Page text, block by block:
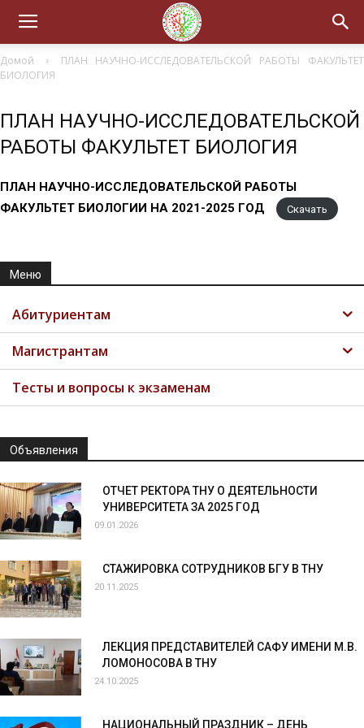
Домой
ПЛАН НАУЧНО-ИССЛЕДОВАТЕЛЬСКОЙ РАБОТЫ ФАКУЛЬТЕТ
БИОЛОГИЯ
ПЛАН НАУЧНО-ИССЛЕДОВАТЕЛЬСКОЙ
РАБОТЫ ФАКУЛЬТЕТ БИОЛОГИЯ
ПЛАН НАУЧНО-ИССЛЕДОВАТЕЛЬСКОЙ РАБОТЫ
ФАКУЛЬТЕТ БИОЛОГИИ НА 2021-2025 ГОД
Скачать
Меню
Абитуриентам
Магистрантам
Тесты и вопросы к экзаменам
Объявления
ОТЧЕТ РЕКТОРА ТНУ О ДЕЯТЕЛЬНОСТИ
УНИВЕРСИТЕТА ЗА 2025 ГОД
09.01.2026
СТАЖИРОВКА СОТРУДНИКОВ БГУ В ТНУ
20.11.2025
ЛЕКЦИЯ ПРЕДСТАВИТЕЛЕЙ САФУ ИМЕНИ М.В.
ЛОМОНОСОВА В ТНУ
24.10.2025
НАЦИОНАЛЬНЫЙ ПРАЗДНИК – ДЕНЬ